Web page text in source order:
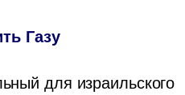
Газу
для израильского